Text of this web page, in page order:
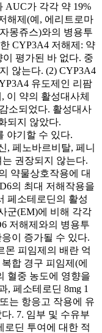
AUC가 각각 약 19%
해제(예, 에리트로마
몽쥬스)와의 병용투
CYP3A4 저해제: 약
평가된 바 없다. 중
않는다. (2) CYP3A4
유도제인 리팜
이 약의 활성대사체
소되었다. 활성대사
되지 않았다.
야기할 수 있다.
, 페노바르비탈, 페니
권장되지 않는다.
약물상호작용에 대
의 최대 저해작용을
페소테로딘의 활성
군(EM)에 비해 각각
저해제와의 병용투
이 증가될 수 있다.
몬 피임제의 배란 억
합 경구 피임제(에
혈중 농도에 영향을
, 페소테로딘 8mg 1
는 항응고 작용에 유
. 7. 임부 및 수유부
로딘 투여에 대한 적